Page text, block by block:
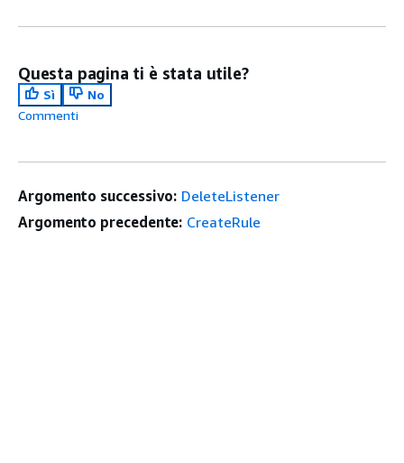
Questa pagina ti è stata utile?
Sì
No
Commenti
Argomento successivo: DeleteListener
Argomento precedente: CreateRule